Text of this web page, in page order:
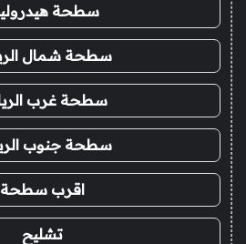
سطحة
سطحة شمال
سطحة غرب
سطحة جنوب
اقرب سطحة
تشليح